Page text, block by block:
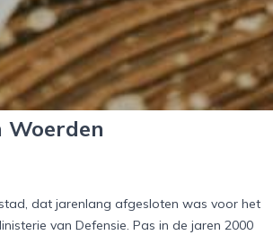
dat jarenlang afgesloten was voor het
van Defensie. Pas in de jaren 2000